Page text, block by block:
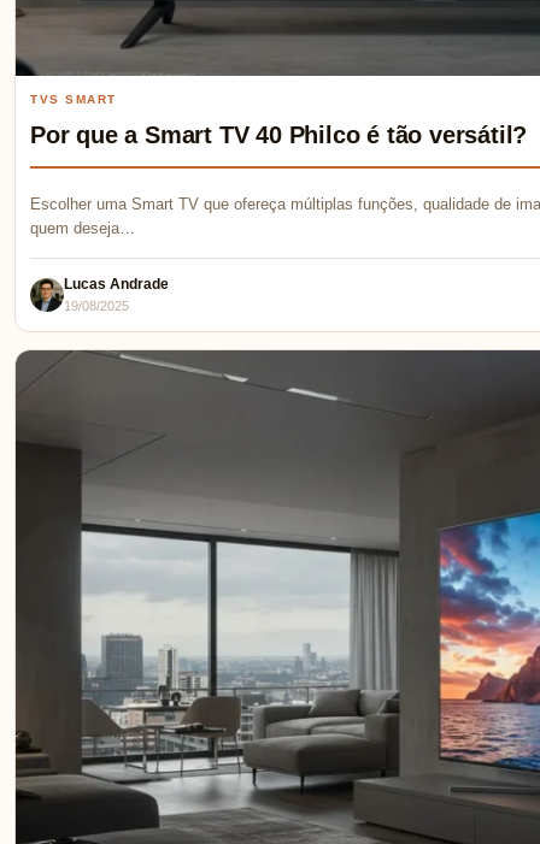
TVS SMART
Por que a Smart TV 40 Philco é tão versátil?
Escolher uma Smart TV que ofereça múltiplas funções, qualidade de
quem deseja…
Lucas Andrade
19/08/2025